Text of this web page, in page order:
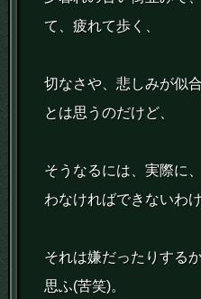
て、疲れて歩く、
切なさや、悲しみが似
とは思うのだけど、
そうなるには、実際に
わなければできないわけ
それは嫌だったりする
思ふ(苦笑)。